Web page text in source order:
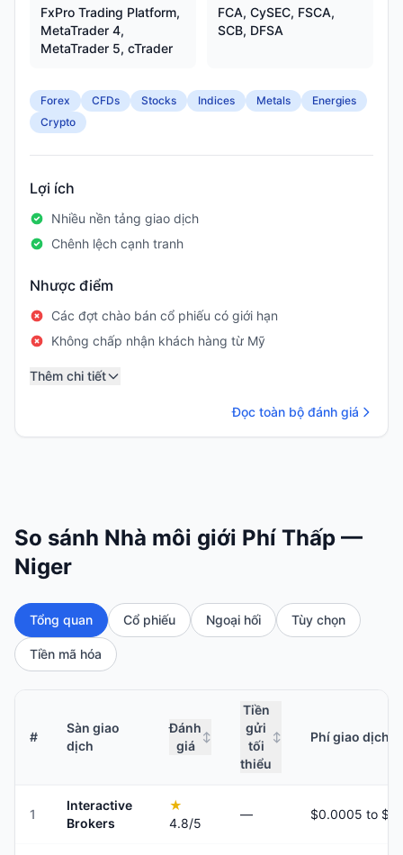
FxPro Trading Platform,
MetaTrader 4,
MetaTrader 5, cTrader
FCA, CySEC, FSCA,
SCB, DFSA
Forex CFDs Stocks Indices Metals
Energies
Crypto
Lợi ích
Nhiều nền tảng giao dịch
Chênh lệch cạnh tranh
Nhược điểm
Các đợt chào bán cổ phiếu có giới hạn
Không chấp nhận khách hàng từ Mỹ
Thêm chi tiết
Đọc toàn bộ đánh giá
So sánh Nhà môi giới Phí Thấp —
Niger
Tổng quan Cổ phiếu Ngoại hối Tùy chọn
Tiền mã hóa
#
Sàn giao
dịch
Đánh
giá
↕
Tiền
gửi
tối
thiểu
↕ Phí giao dịch
1
Interactive
Brokers
★
4.8/5
—